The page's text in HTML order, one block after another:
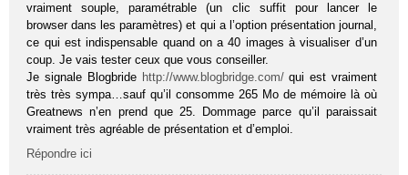
vraiment souple, paramétrable (un clic suffit pour lancer le
browser dans les paramètres) et qui a l’option présentation journal,
ce qui est indispensable quand on a 40 images à visualiser d’un
coup. Je vais tester ceux que vous conseiller.
Je signale Blogbride http://www.blogbridge.com/qui est vraiment
très très sympa…sauf qu’il consomme 265 Mo de mémoire là où
Greatnews n’en prend que 25. Dommage parce qu’il paraissait
vraiment très agréable de présentation et d’emploi.
Répondre ici